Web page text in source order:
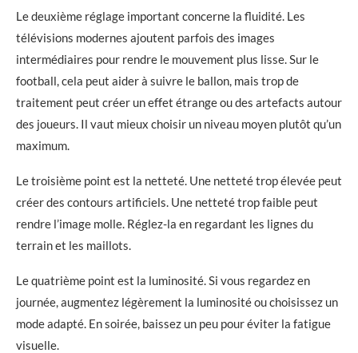
Le deuxième réglage important concerne la fluidité. Les
télévisions modernes ajoutent parfois des images
intermédiaires pour rendre le mouvement plus lisse. Sur le
football, cela peut aider à suivre le ballon, mais trop de
traitement peut créer un effet étrange ou des artefacts autour
des joueurs. Il vaut mieux choisir un niveau moyen plutôt qu’un
maximum.
Le troisième point est la netteté. Une netteté trop élevée peut
créer des contours artificiels. Une netteté trop faible peut
rendre l’image molle. Réglez-la en regardant les lignes du
terrain et les maillots.
Le quatrième point est la luminosité. Si vous regardez en
journée, augmentez légèrement la luminosité ou choisissez un
mode adapté. En soirée, baissez un peu pour éviter la fatigue
visuelle.